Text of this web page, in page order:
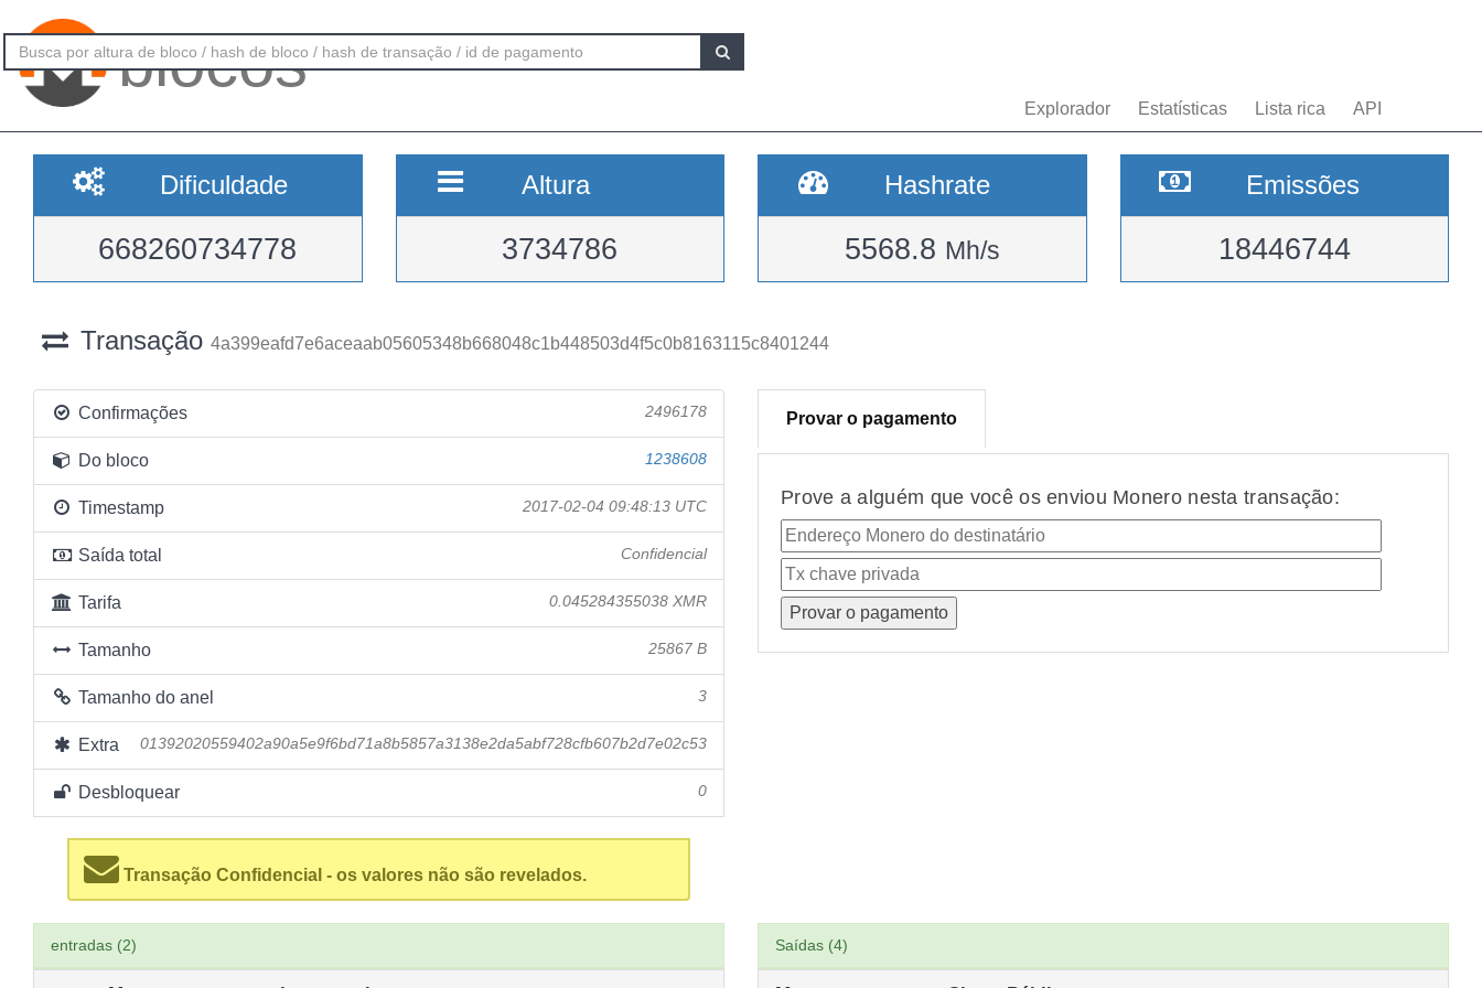
blocos
Explorador Estatísticas Lista rica API
Dificuldade
668260734778
Altura
3734786
Hashrate
5568.8 Mh/s
Emissões
18446744
Transação 4a399eafd7e6aceaab05605348b668048c1b448503d4f5c0b8163115c8401244
Confirmações 2496178
Do bloco 1238608
Timestamp 2017-02-04 09:48:13 UTC
Saída total Confidencial
Tarifa 0.045284355038 XMR
Tamanho 25867 B
Tamanho do anel 3
Extra 01392020559402a90a5e9f6bd71a8b5857a3138e2da5abf728cfb607b2d7e02c53
Desbloquear 0
Transação Confidencial - os valores não são revelados.
Provar o pagamento
Prove a alguém que você os enviou Monero nesta transação:
entradas (2) Saídas (4)